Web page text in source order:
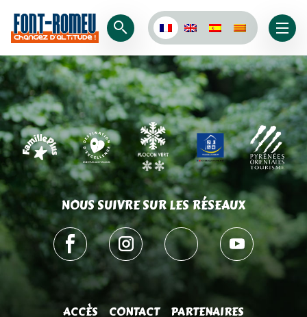
NOUS SUIVRE SUR LES RÉSEAUX
ACCÈS CONTACT
PARTENAIRES